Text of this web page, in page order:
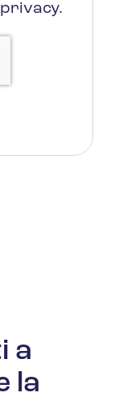
a
la